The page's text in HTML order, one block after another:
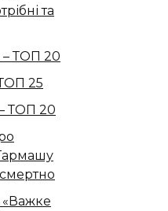
та
– ТОП 20
25
– ТОП 20